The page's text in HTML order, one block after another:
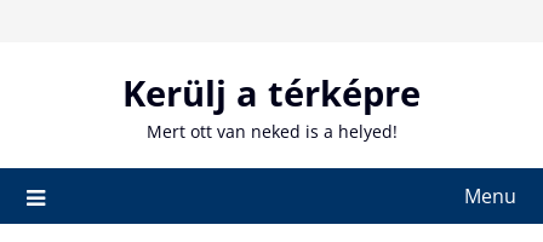
Kerülj a térképre
Mert ott van neked is a helyed!
Menu